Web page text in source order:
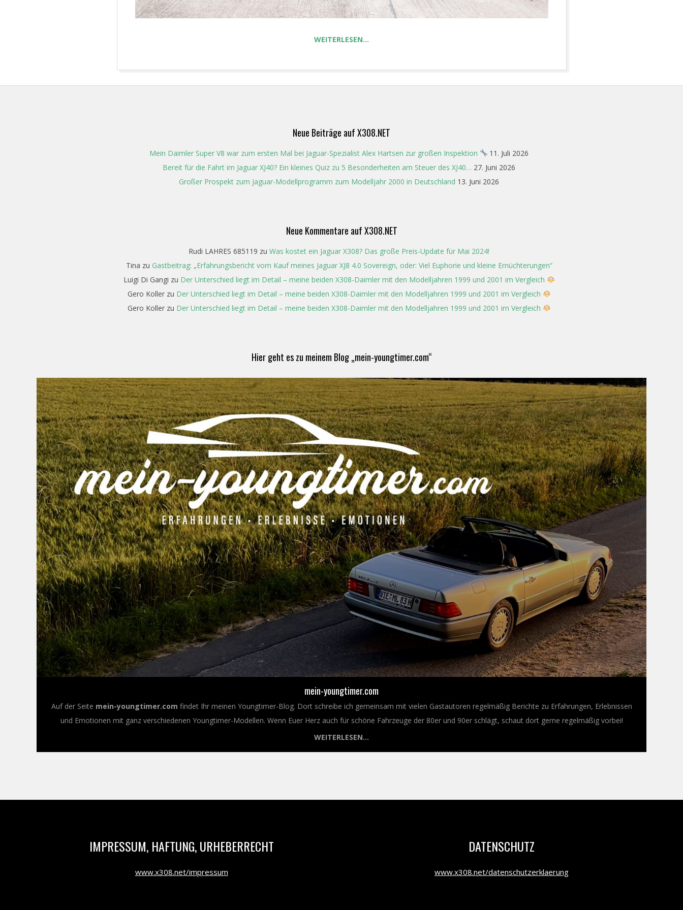
WEITERLESEN…
Neue Beiträge auf X308.NET
Mein Daimler Super V8 war zum ersten Mal bei Jaguar-Spezialist Alex Hartsen zur großen Inspektion
11. Juli 2026
Bereit für die Fahrt im Jaguar XJ40? Ein kleines Quiz zu 5 Besonderheiten am Steuer des XJ40… 27. Juni 2026
Großer Prospekt zum Jaguar-Modellprogramm zum Modelljahr 2000 in Deutschland 13. Juni 2026
Neue Kommentare auf X308.NET
Rudi LAHRES 685119 zu Was kostet ein Jaguar X308? Das große Preis-Update für Mai 2024!
Tina zu Gastbeitrag: „Erfahrungsbericht vom Kauf meines Jaguar XJ8 4.0 Sovereign, oder: Viel Euphorie und kleine Ernüchterungen“
Luigi Di Gangi zu Der Unterschied liegt im Detail – meine beiden X308-Daimler mit den Modelljahren 1999 und 2001 im Vergleich
Gero Kollerzu Der Unterschied liegt im Detail – meine beiden X308-Daimler mit den Modelljahren 1999 und 2001 im Vergleich
Gero Kollerzu Der Unterschied liegt im Detail – meine beiden X308-Daimler mit den Modelljahren 1999 und 2001 im Vergleich
Hier geht es zu meinem Blog „mein-youngtimer.com“
mein-youngtimer.com
Auf der Seite mein-youngtimer.com findet Ihr meinen Youngtimer-Blog. Dort schreibe ich gemeinsam mit vielen Gastautoren regelmäßig Berichte zu Erfahrungen, Erlebnissen
und Emotionen mit ganz verschiedenen Youngtimer-Modellen. Wenn Euer Herz auch für schöne Fahrzeuge der 80er und 90er schlägt, schaut dort gerne regelmäßig vorbei!
WEITERLESEN...
IMPRESSUM, HAFTUNG, URHEBERRECHT
www.x308.net/impressum
DATENSCHUTZ
www.x308.net/datenschutzerklaerung